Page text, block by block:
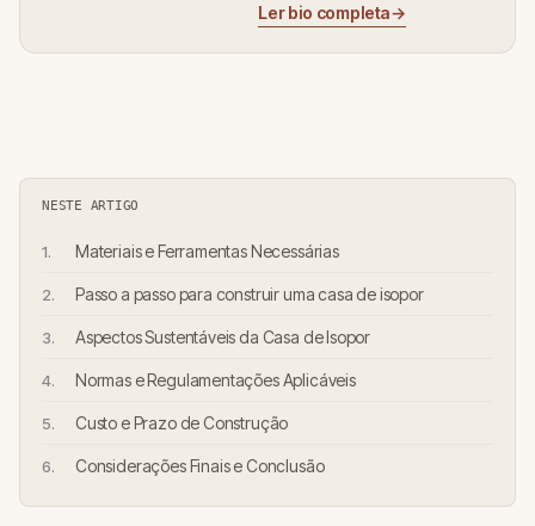
Ler bio completa→
NESTE ARTIGO
Materiais e Ferramentas Necessárias
Passo a passo para construir uma casa de isopor
Aspectos Sustentáveis da Casa de Isopor
Normas e Regulamentações Aplicáveis
Custo e Prazo de Construção
Considerações Finais e Conclusão